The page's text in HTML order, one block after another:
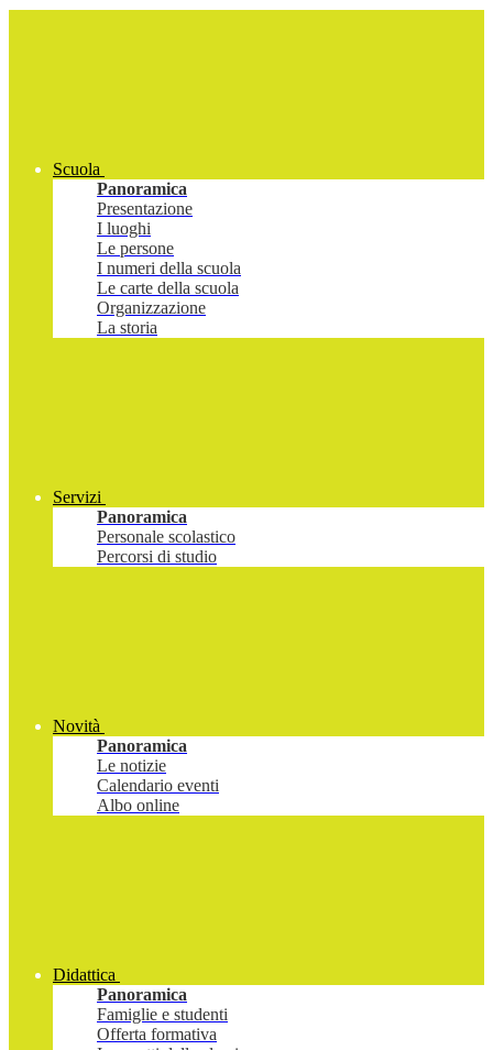
Scuola
Panoramica
Presentazione
I luoghi
Le persone
I numeri della scuola
Le carte della scuola
Organizzazione
La storia
Servizi
Panoramica
Personale scolastico
Percorsi di studio
Novità
Panoramica
Le notizie
Calendario eventi
Albo online
Didattica
Panoramica
Famiglie e studenti
Offerta formativa